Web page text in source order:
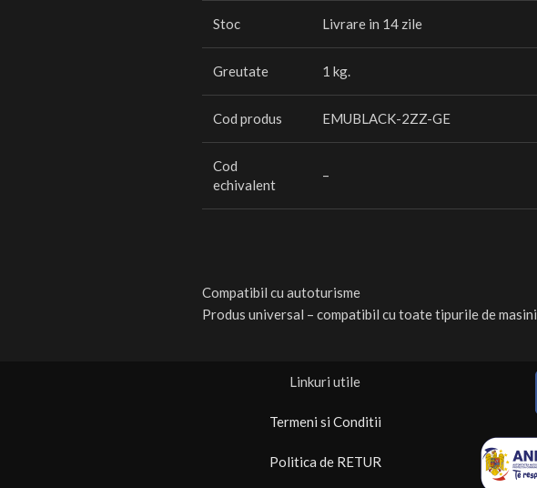
Stoc Livrare in 14 zile
Greutate 1 kg.
Cod produs EMUBLACK-2ZZ-GE
Cod
echivalent
–
Compatibil cu autoturisme
Produs universal – compatibil cu toate tipurile de masini
Linkuri utile
Termeni si Conditii
Politica de RETUR